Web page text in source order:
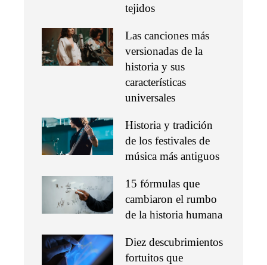
tejidos
Las canciones más
versionadas de la
historia y sus
características
universales
Historia y tradición
de los festivales de
música más antiguos
15 fórmulas que
cambiaron el rumbo
de la historia humana
Diez descubrimientos
fortuitos que